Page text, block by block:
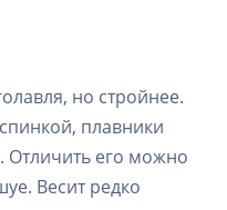
но стройнее.
плавники
Отличить его можно
Весит редко